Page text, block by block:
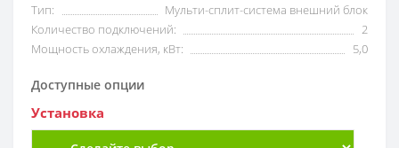
Тип:
Мульти-сплит-система внешний блок
Количество подключений:
2
Мощность охлаждения, кВт:
5,0
Доступные опции
Установка